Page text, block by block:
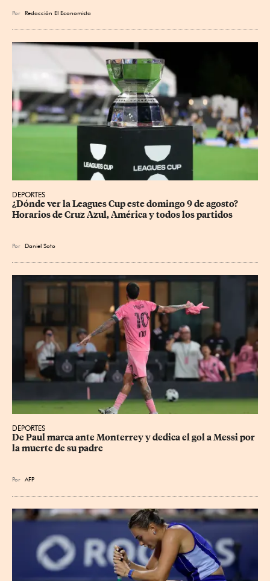
Por Redacción El Economista
DEPORTES
¿Dónde ver la Leagues Cup este domingo 9 de agosto?
Horarios de Cruz Azul, América y todos los partidos
Por Daniel Soto
DEPORTES
De Paul marca ante Monterrey y dedica el gol a Messi por
la muerte de su padre
Por AFP